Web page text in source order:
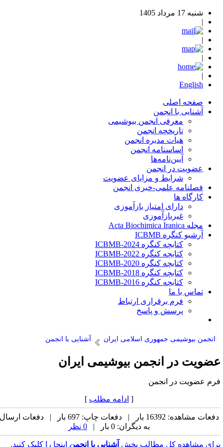
شنبه 17 مرداد 1405
English
صفحه اصلی
آشنایی با انجمن
معرفی انجمن بیوشیمی
تاریخچه انجمن
هیات مدیره انجمن
اساسنامه‌ انجمن
آیین‌نامه‌ها
عضویت در انجمن
شرایط و مزایای عضویت
فصلنامه علمی-خبری انجمن
کارگاه ها
دارای امتیاز بازآموزی
غیربازآموزی
مجله Acta Biochimica Iranica
آرشیو کنگره ICBMB
کتابچه کنگره ICBMB-2024
کتابچه کنگره ICBMB-2022
کتابچه کنگره ICBMB-2020
کتابچه کنگره ICBMB-2018
کتابچه کنگره ICBMB-2016
تماس با ما
فرم برقراری ارتباط
پرسش و پاسخ
انجمن بیوشیمی جمهوری اسلامی ایران آشنایی با انجمن
در انجمن بیوشیمی ایران
عضویت در انجمن
ادامه مطلب]
دفعات مشاهده: 16392 بار | دفعات چاپ: 697 بار | دفعات ارسال
به دیگران: 0 بار |
مشاهده کل مطالب بخش آشنایی با انجمناینجا را کلیک کنید.